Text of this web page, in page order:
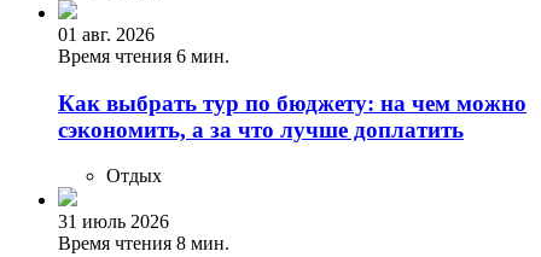
01 авг. 2026
Время чтения 6 мин.
Как выбрать тур по бюджету: на чем можно
сэкономить, а за что лучше доплатить
Отдых
31 июль 2026
Время чтения 8 мин.